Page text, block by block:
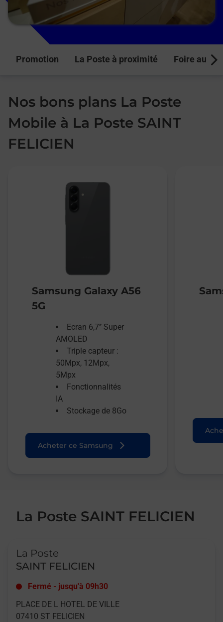
Promotion La Poste à proximité Foire aux
Nos bons plans La Poste
Mobile à La Poste SAINT
FELICIEN
Samsung Galaxy A56
5G
Ecran 6,7’’ Super
AMOLED
Triple capteur :
50Mpx, 12Mpx,
5Mpx
Fonctionnalités
IA
Stockage de 8Go
Acheter ce Samsung
La Poste SAINT FELICIEN
La Poste
SAINT FELICIEN
Fermé - jusqu'à 09h30
PLACE DE L HOTEL DE VILLE
07410 ST FELICIEN